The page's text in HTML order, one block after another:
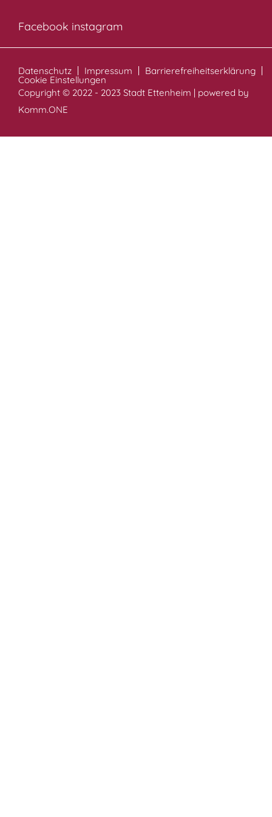
Facebook instagram
Datenschutz Impressum Barrierefreiheitserklärung
Cookie Einstellungen
Copyright © 2022 - 2023 Stadt Ettenheim | powered by
Komm.ONE